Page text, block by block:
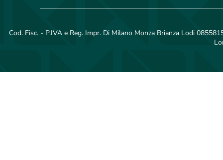
Cod. Fisc. - P.IVA e Reg. Impr. Di Milano Monza Brianza Lodi